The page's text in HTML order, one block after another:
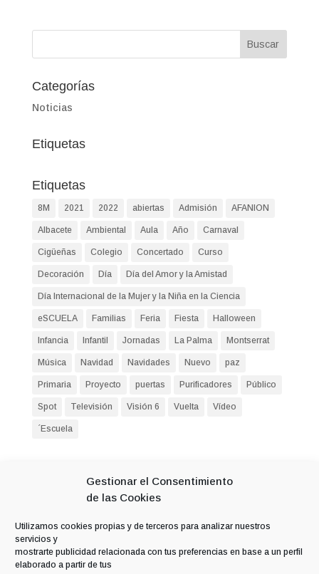
Gestionar el Consentimiento
de las Cookies
Utilizamos cookies propias y de terceros para analizar nuestros
servicios y
mostrarte publicidad relacionada con tus preferencias en base a un perfil
elaborado a partir de tus
Categorías
Noticias
Etiquetas
Etiquetas
8M 2021 2022 abiertas Admisión AFANION
Albacete Ambiental Aula Año Carnaval
Cigüeñas Colegio Concertado Curso
Decoración Día Día del Amor y la Amistad
Día Internacional de la Mujer y la Niña en la Ciencia
eSCUELA Familias Feria Fiesta Halloween
Infancia Infantil Jornadas La Palma Montserrat
Música Navidad Navidades Nuevo paz
Primaria Proyecto puertas Purificadores Público
Spot Televisión Visión 6 Vuelta Vídeo
´Escuela
Seguimos formándonos
Día Internacional de la Música
Día de la Infancia